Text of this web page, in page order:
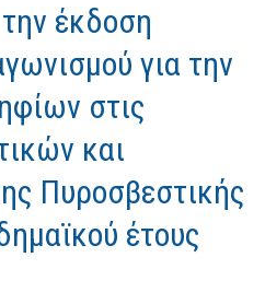
έκδοση
για την
στις
και
Πυροσβεστικής
έτους